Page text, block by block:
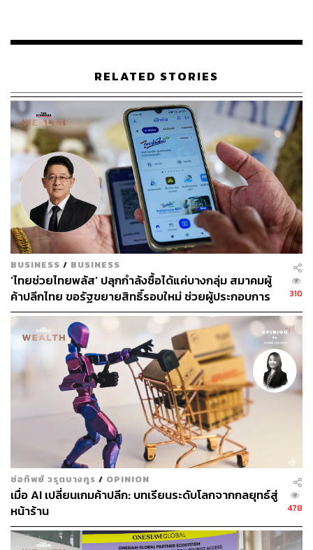
Department Store ยังคงได้รับผลกระทบจากบรรยากาศการ
จับจ่ายที่ยังไม่ปกติ และราคาสินค้าที่ไม่เอื้ออำนวยในการจับ
จ่ายแก่นักท่องเที่ยว เนื่องจากภาระภาษีนำเข้าของสินค้า
แบรนด์หรูยังสูงเมื่อเทียบกับประเทศที่มีนโยบายให้เกิด
Shopping Destination เพื่อจูงใจนักท่องเที่ยว
ส่วนหมวด Home Improvement และ Home Appliance and
Electronic ยังไม่เติบโต ซึ่งเป็นผลจากความซบเซาของ
อุตสาหกรรมก่อสร้างและอสังหาริมทรัพย์ แต่สำหรับ Home
Improvement ที่มีเป้าหมายเจ้าของบ้านยังคงมีการเติบโตจาก
การขยายตัวของบ้านและคอนโดหรูระดับไฮเอนด์
หมวด Food Sector (Hypermart, Convenience) ที่จับกลุ่ม
ลูกค้าระดับกลางลงล่างยังคงประสบปัญหาการเติบโต
เนื่องจากกำลังซื้อในกลุ่มกลางลงล่างยังอ่อนแอ มาตรการ
การผลักดันงบประมาณการใช้จ่ายภาครัฐผ่านบัตรสวัสดิการ
คนจนลงสู่รากหญ้า และมาตรการ ‘ชิมช้อปใช้’ ได้ผลเพียงระ
ยะสั้นๆ และส่วนใหญ่ ผลพวงจากมาตรการจะไปอยู่ที่ร้านค้า
ปลีกภูธร ซึ่งส่งผลให้ร้านค้าปลีกภูธรเติบโตอย่างมีนัยทุก
ภูมิภาค
พิสูจน์อักษร: ลักษณ์นารา พักตร์เพียงจันทร์
TAGS: สมาคมผู้ค้าปลีกไทย ธุรกิจค้าปลีก
RELATED STORIES
BUSINESS / BUSINESS
‘ไทยช่วยไทยพลัส’ ปลุกกำลังซื้อได้แค่บางกลุ่ม สมาคมผู้
ค้าปลีกไทย ขอรัฐขยายสิทธิ์รอบใหม่ ช่วยผู้ประกอบการ
รายย่อย
310
ช่อทิพย์ วรุตบางกูร / OPINION
เมื่อ AI เปลี่ยนเกมค้าปลีก: บทเรียนระดับโลกจากกลยุทธ์สู่
หน้าร้าน
478